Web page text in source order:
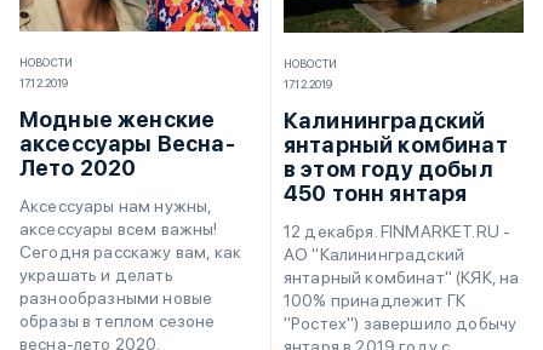
НОВОСТИ
17.12.2019
Модные женские
аксессуары Весна-
Лето 2020
Аксессуары нам нужны,
аксессуары всем важны!
Сегодня расскажу вам, как
украшать и делать
разнообразными новые
образы в теплом сезоне
весна-лето 2020.
НОВОСТИ
17.12.2019
Калининградский
янтарный комбинат
в этом году добыл
450 тонн янтаря
12 декабря. FINMARKET.RU -
АО "Калининградский
янтарный комбинат" (КЯК, на
100% принадлежит ГК
"Ростех") завершило добычу
янтаря в 2019 году с